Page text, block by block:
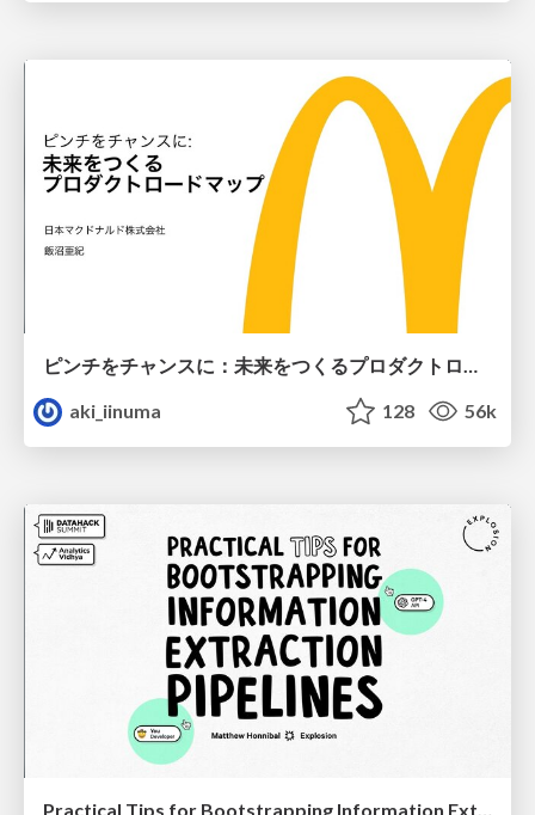
ピンチをチャンスに：未来をつくるプロダクトロードマップ #pmconf2020
aki_iinuma
128 56k
Practical Tips for Bootstrapping Information Extraction Pipelines